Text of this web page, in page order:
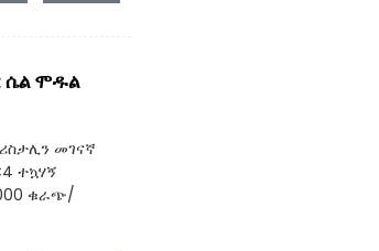
ሴል ሞዱል
መገናኛ
ተኳሃኝ
ቁራጭ/